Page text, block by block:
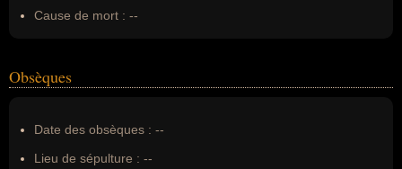
Cause de mort : --
Obsèques
Date des obsèques : --
Lieu de sépulture : --